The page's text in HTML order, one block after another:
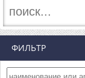
ФИЛЬТР